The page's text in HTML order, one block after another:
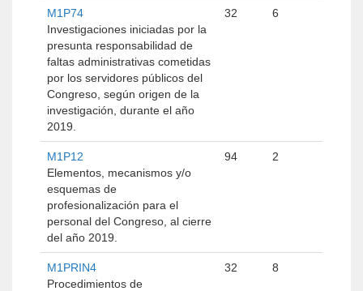
M1P74
Investigaciones iniciadas por la
presunta responsabilidad de
faltas administrativas cometidas
por los servidores públicos del
Congreso, según origen de la
investigación, durante el año
2019.
32 6
M1P12
Elementos, mecanismos y/o
esquemas de
profesionalización para el
personal del Congreso, al cierre
del año 2019.
94 2
M1PRIN4
Procedimientos de
32 8